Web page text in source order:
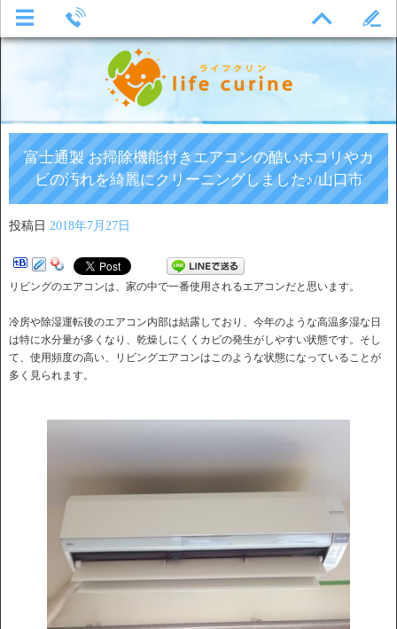
富士通製 お掃除機能付きエアコンの酷いホコリやカ
ビの汚れを綺麗にクリーニングしました♪/山口市
投稿日 2018年7月27日
リビングのエアコンは、家の中で一番使用されるエアコンだと思います。
冷房や除湿運転後のエアコン内部は結露しており、今年のような高温多湿な日
は特に水分量が多くなり、乾燥しにくくカビの発生がしやすい状態です。そし
て、使用頻度の高い、リビングエアコンはこのような状態になっていることが
多く見られます。